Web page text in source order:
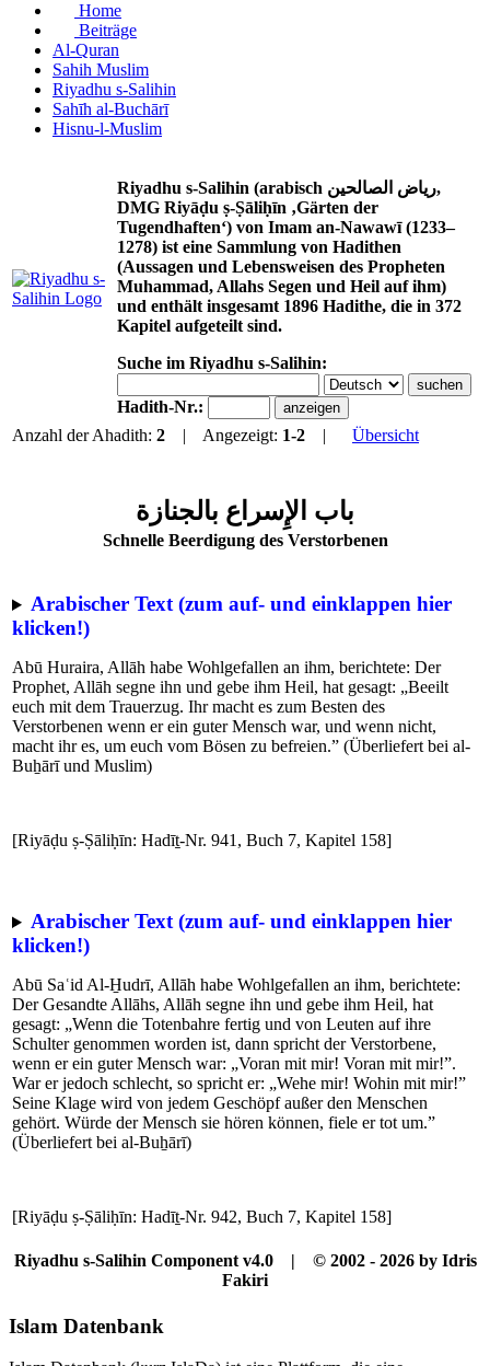
Home
Beiträge
Al-Quran
Sahih Muslim
Riyadhu s-Salihin
Sahīh al-Buchārī
Hisnu-l-Muslim
Riyadhu s-Salihin (arabisch رياض الصالحين,
DMG Riyāḍu ṣ-Ṣāliḥīn ‚Gärten der
Tugendhaften‘) von Imam an-Nawawī (1233–
1278) ist eine Sammlung von Hadithen
(Aussagen und Lebensweisen des Propheten
Muhammad, Allahs Segen und Heil auf ihm)
und enthält insgesamt 1896 Hadithe, die in 372
Kapitel aufgeteilt sind.
Suche im Riyadhu s-Salihin:
Hadith-Nr.:
Anzahl der Ahadith: 2 | Angezeigt: 1-2 | Übersicht
باب الإِسراع بالجنازة
Schnelle Beerdigung des Verstorbenen
Arabischer Text (zum auf- und einklappen hier
klicken!)
Abū Huraira, Allāh habe Wohlgefallen an ihm, berichtete: Der
Prophet, Allāh segne ihn und gebe ihm Heil, hat gesagt: „Beeilt
euch mit dem Trauerzug. Ihr macht es zum Besten des
Verstorbenen wenn er ein guter Mensch war, und wenn nicht,
macht ihr es, um euch vom Bösen zu befreien.” (Überliefert bei al-
Buẖārī und Muslim)
[Riyāḍu ṣ-Ṣāliḥīn: Hadīṯ-Nr. 941, Buch 7, Kapitel 158]
Arabischer Text (zum auf- und einklappen hier
klicken!)
Abū Saʿid Al-H̱udrī, Allāh habe Wohlgefallen an ihm, berichtete:
Der Gesandte Allāhs, Allāh segne ihn und gebe ihm Heil, hat
gesagt: „Wenn die Totenbahre fertig und von Leuten auf ihre
Schulter genommen worden ist, dann spricht der Verstorbene,
wenn er ein guter Mensch war: „Voran mit mir! Voran mit mir!”.
War er jedoch schlecht, so spricht er: „Wehe mir! Wohin mit mir!”
Seine Klage wird von jedem Geschöpf außer den Menschen
gehört. Würde der Mensch sie hören können, fiele er tot um.”
(Überliefert bei al-Buẖārī)
[Riyāḍu ṣ-Ṣāliḥīn: Hadīṯ-Nr. 942, Buch 7, Kapitel 158]
Riyadhu s-Salihin Component v4.0 | © 2002 - 2026 by Idris
Fakiri
Islam Datenbank